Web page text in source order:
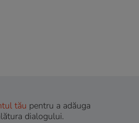
tău pentru a adăuga
dialogului.